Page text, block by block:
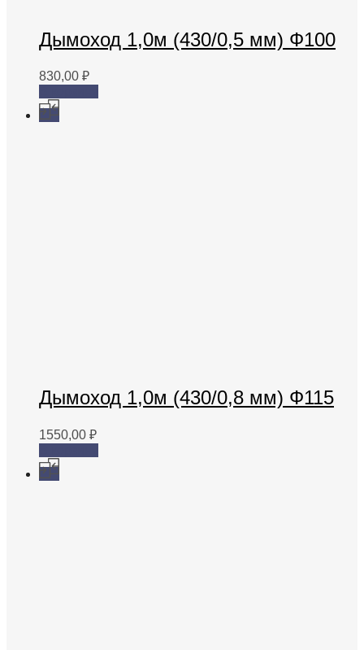
Дымоход 1,0м (430/0,5 мм) Ф100
830,00 ₽
Дымоход 1,0м (430/0,8 мм) Ф115
1550,00 ₽